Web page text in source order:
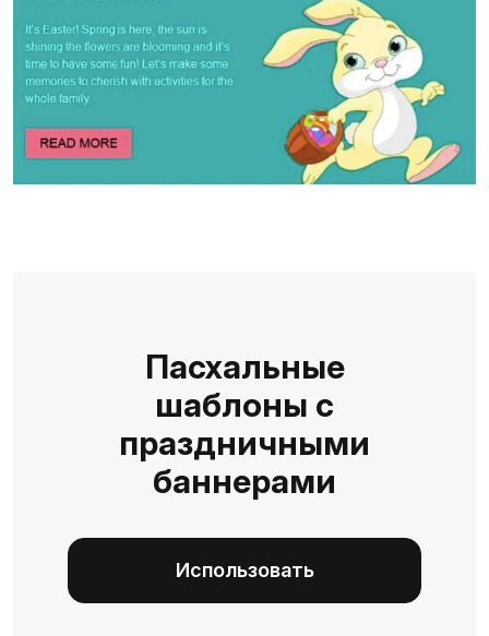
Пасхальные
шаблоны с
праздничными
баннерами
Использовать